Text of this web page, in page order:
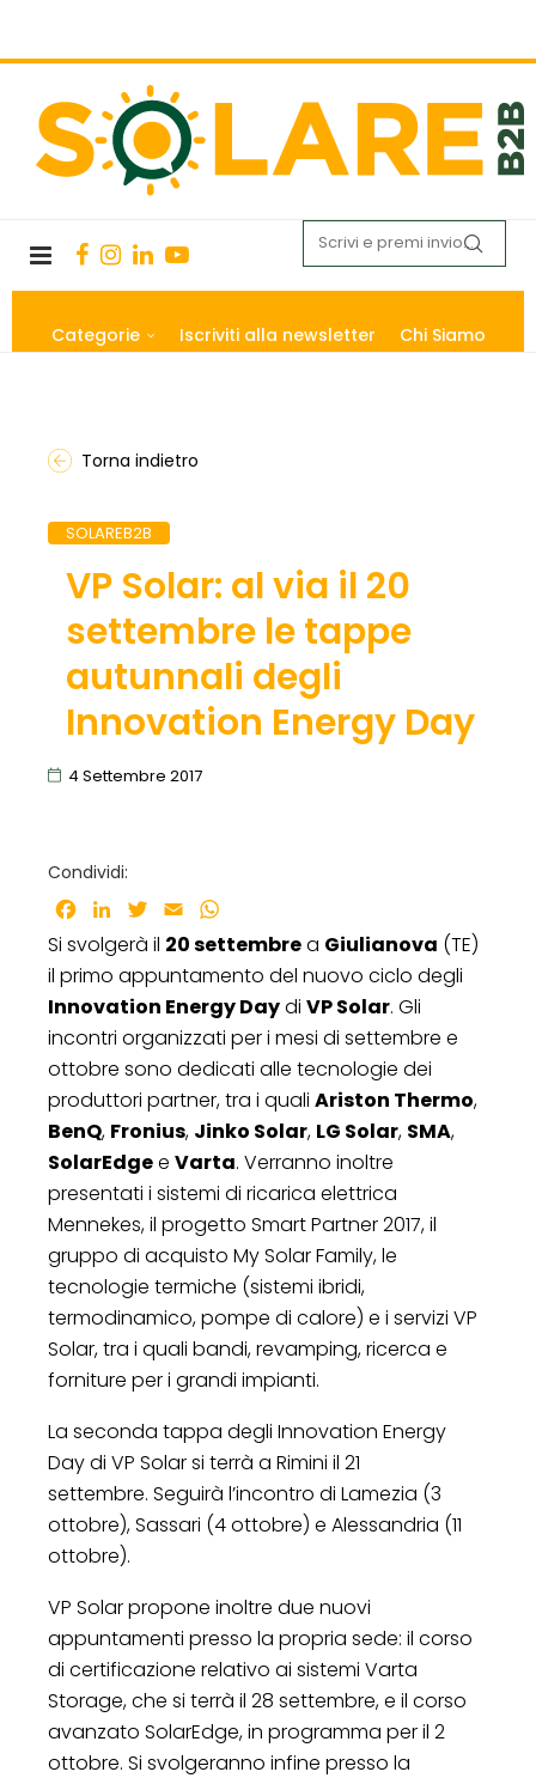
Categorie Iscriviti alla newsletter Chi Siamo
Torna indietro
SOLAREB2B
VP Solar: al via il 20
settembre le tappe
autunnali degli
Innovation Energy Day
4 Settembre 2017
Condividi:
Facebook
LinkedInTwitter
Email
Si svolgerà il 20 settembrea Giulianova (TE)
il primo appuntamento del nuovo ciclo degli
Innovation Energy Daydi VP Solar. Gli
incontri organizzati per i mesi di settembre e
ottobre sono dedicati alle tecnologie dei
produttori partner, tra i quali Ariston Thermo,
BenQ, Fronius, Jinko Solar, LG Solar, SMA,
SolarEdgee Varta. Verranno inoltre
presentati i sistemi di ricarica elettrica
Mennekes, il progetto Smart Partner 2017, il
gruppo di acquisto My Solar Family, le
tecnologie termiche (sistemi ibridi,
termodinamico, pompe di calore) e i servizi VP
Solar, tra i quali bandi, revamping, ricerca e
forniture per i grandi impianti.
La seconda tappa degli Innovation Energy
Day di VP Solar si terrà a Rimini il 21
settembre. Seguirà l’incontro di Lamezia (3
ottobre), Sassari (4 ottobre) e Alessandria (11
ottobre).
VP Solar propone inoltre due nuovi
appuntamenti presso la propria sede: il corso
di certificazione relativo ai sistemi Varta
Storage, che si terrà il 28 settembre, e il corso
avanzato SolarEdge, in programma per il 2
ottobre. Si svolgeranno infine presso la